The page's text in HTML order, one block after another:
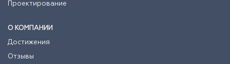
Проектирование
О КОМПАНИИ
Достижения
Отзывы